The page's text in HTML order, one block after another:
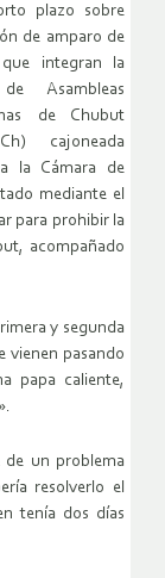
plazo sobre
de amparo de
integran la
Asambleas
de Chubut
cajoneada
la Cámara de
mediante el
para prohibir la
acompañado
y segunda
vienen pasando
papa caliente,
de un problema
resolverlo el
tenía dos días